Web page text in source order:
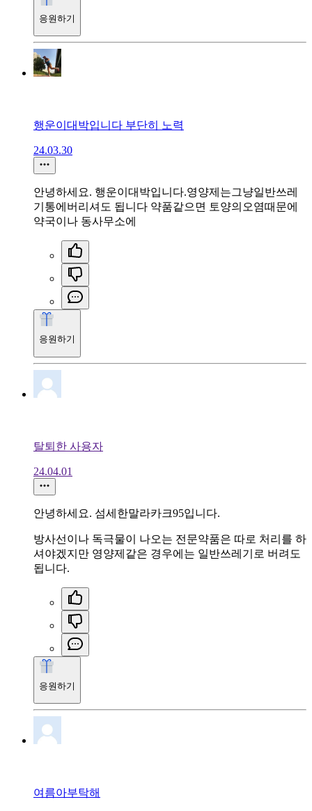
응원하기
행운이대박입니다 부단히 노력
24.03.30
안녕하세요. 행운이대박입니다.영양제는그냥일반쓰레
기통에버리셔도 됩니다 약품같으면 토양의오염때문에
약국이나 동사무소에
응원하기
탈퇴한 사용자
24.04.01
안녕하세요. 섬세한말라카크95입니다.
방사선이나 독극물이 나오는 전문약품은 따로 처리를 하
셔야겠지만 영양제같은 경우에는 일반쓰레기로 버려도
됩니다.
응원하기
여름아부탁해